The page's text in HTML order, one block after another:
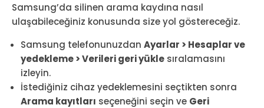
Samsung’da silinen arama kaydına nasıl
ulaşabileceğiniz konusunda size yol göstereceğiz.
Samsung telefonunuzdan Ayarlar > Hesaplar ve
yedekleme > Verileri geri yükle sıralamasını
izleyin.
İstediğiniz cihaz yedeklemesini seçtikten sonra
Arama kayıtları seçeneğini seçin ve Geri